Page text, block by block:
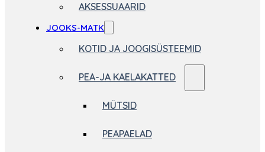
AKSESSUAARID
JOOKS-MATK
KOTID JA JOOGISÜSTEEMID
PEA-JA KAELAKATTED
MÜTSID
PEAPAELAD